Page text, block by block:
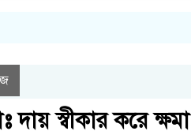
দায় স্বীকার করে